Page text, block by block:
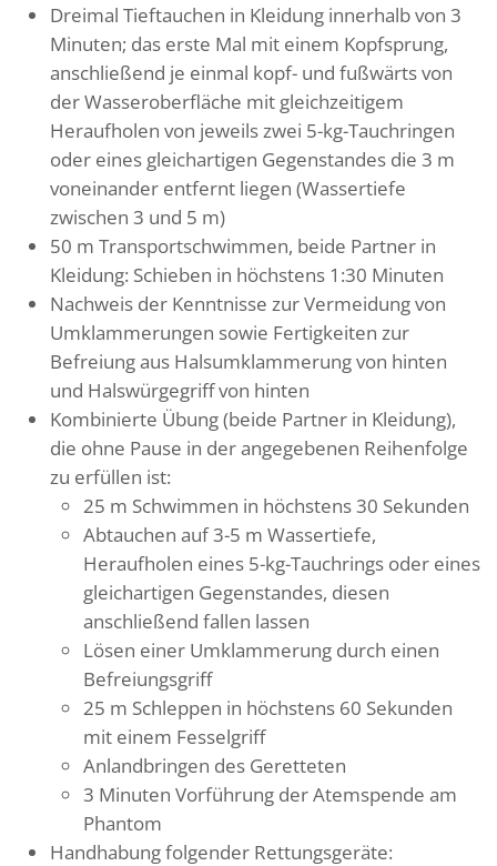
Dreimal Tieftauchen in Kleidung innerhalb von 3
Minuten; das erste Mal mit einem Kopfsprung,
anschließend je einmal kopf- und fußwärts von
der Wasseroberfläche mit gleichzeitigem
Heraufholen von jeweils zwei 5-kg-Tauchringen
oder eines gleichartigen Gegenstandes die 3 m
voneinander entfernt liegen (Wassertiefe
zwischen 3 und 5 m)
50 m Transportschwimmen, beide Partner in
Kleidung: Schieben in höchstens 1:30 Minuten
Nachweis der Kenntnisse zur Vermeidung von
Umklammerungen sowie Fertigkeiten zur
Befreiung aus Halsumklammerung von hinten
und Halswürgegriff von hinten
Kombinierte Übung (beide Partner in Kleidung),
die ohne Pause in der angegebenen Reihenfolge
zu erfüllen ist:
25 m Schwimmen in höchstens 30 Sekunden
Abtauchen auf 3-5 m Wassertiefe,
Heraufholen eines 5-kg-Tauchrings oder eines
gleichartigen Gegenstandes, diesen
anschließend fallen lassen
Lösen einer Umklammerung durch einen
Befreiungsgriff
25 m Schleppen in höchstens 60 Sekunden
mit einem Fesselgriff
Anlandbringen des Geretteten
3 Minuten Vorführung der Atemspende am
Phantom
Handhabung folgender Rettungsgeräte: